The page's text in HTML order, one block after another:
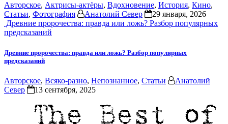
Авторское, Актрисы-актёры, Вдохновение, История, Кино,
Статьи, Фотография Анатолий Север
29 января, 2026
Древние пророчества: правда или ложь? Разбор популярных
предсказаний
Древние пророчества: правда или ложь? Разбор популярных
предсказаний
Авторское, Всяко-разно, Непознанное, Статьи
Анатолий
Север
13 сентября, 2025